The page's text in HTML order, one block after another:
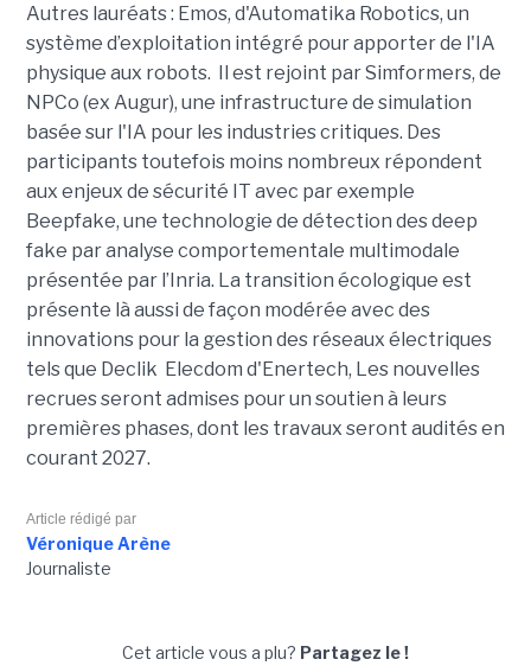
Autres lauréats : Emos, d'Automatika Robotics, un
système d’exploitation intégré pour apporter de l'IA
physique aux robots. Il est rejoint par Simformers, de
NPCo (ex Augur), une infrastructure de simulation
basée sur l'IA pour les industries critiques. Des
participants toutefois moins nombreux répondent
aux enjeux de sécurité IT avec par exemple
Beepfake, une technologie de détection des deep
fake par analyse comportementale multimodale
présentée par l’Inria. La transition écologique est
présente là aussi de façon modérée avec des
innovations pour la gestion des réseaux électriques
tels que Declik Elecdom d'Enertech, Les nouvelles
recrues seront admises pour un soutien à leurs
premières phases, dont les travaux seront audités en
courant 2027.
Article rédigé par
Véronique Arène
Journaliste
Cet article vous a plu? Partagez le !